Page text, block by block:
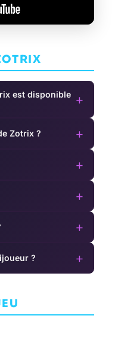
est disponible +
Zotrix ? +
+
+
+
? +